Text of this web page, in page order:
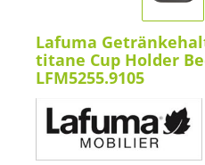
Lafuma
titane Cup Holder
LFM5255.9105